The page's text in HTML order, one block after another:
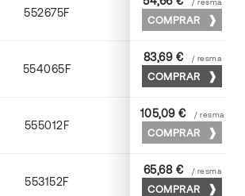
552675F 75 x 53
COMPRAR
554065F 65 x 90
83,69 € / resma
COMPRAR
555012F 72 x 102
105,09 € / resma
COMPRAR
553152F 52 x 70
65,68 € / resma
COMPRAR